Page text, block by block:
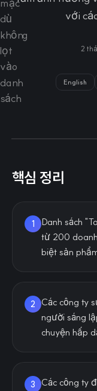
với
2
English
핵심 정리
1
Danh sách
từ 200
biệt sản
2
Các công ty
người sáng
chuyện hấp
3
Các công ty